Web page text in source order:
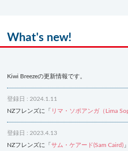
What's new!
Kiwi Breezeの更新情報です。
登録日 : 2024.1.11
NZフレンズに「 リマ・ソポアンガ（Lima
登録日 : 2023.4.13
NZフレンズに「 サム・ケアード(Sam Caird)